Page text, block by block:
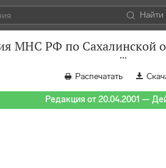
Найти
МНС РФ по Сахалинской
Распечатать
Редакция от 20.04.2001 —